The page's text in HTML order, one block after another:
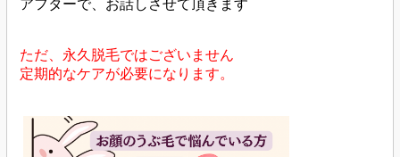
アフターで、お話しさせて頂きます
ただ、永久脱毛ではございません
定期的なケアが必要になります。